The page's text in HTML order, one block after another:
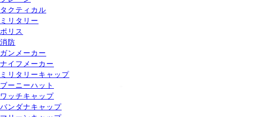
タクティカル
ミリタリー
ポリス
消防
ガンメーカー
ナイフメーカー
ミリタリーキャップ
ブーニーハット
ワッチキャップ
バンダナキャップ